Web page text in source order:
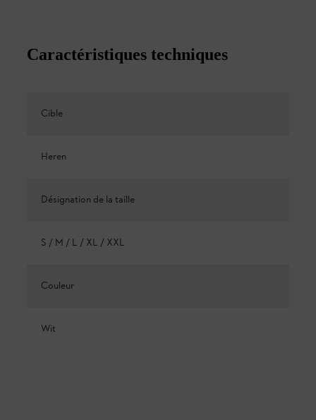
Caractéristiques techniques
Cible
Heren
Désignation de la taille
S / M / L / XL / XXL
Couleur
Wit